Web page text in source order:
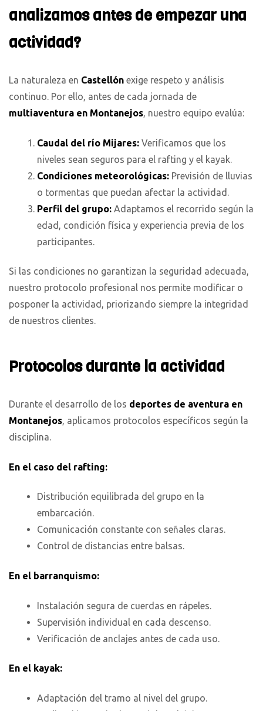
analizamos antes de empezar una
actividad?
La naturaleza en Castellón exige respeto y análisis
continuo. Por ello, antes de cada jornada de
multiaventura en Montanejos, nuestro equipo evalúa:
Caudal del río Mijares: Verificamos que los
niveles sean seguros para el rafting y el kayak.
Condiciones meteorológicas: Previsión de lluvias
o tormentas que puedan afectar la actividad.
Perfil del grupo: Adaptamos el recorrido según la
edad, condición física y experiencia previa de los
participantes.
Si las condiciones no garantizan la seguridad adecuada,
nuestro protocolo profesional nos permite modificar o
posponer la actividad, priorizando siempre la integridad
de nuestros clientes.
Protocolos durante la actividad
Durante el desarrollo de los deportes de aventura en
Montanejos, aplicamos protocolos específicos según la
disciplina.
En el caso del rafting:
Distribución equilibrada del grupo en la
embarcación.
Comunicación constante con señales claras.
Control de distancias entre balsas.
En el barranquismo:
Instalación segura de cuerdas en rápeles.
Supervisión individual en cada descenso.
Verificación de anclajes antes de cada uso.
En el kayak:
Adaptación del tramo al nivel del grupo.